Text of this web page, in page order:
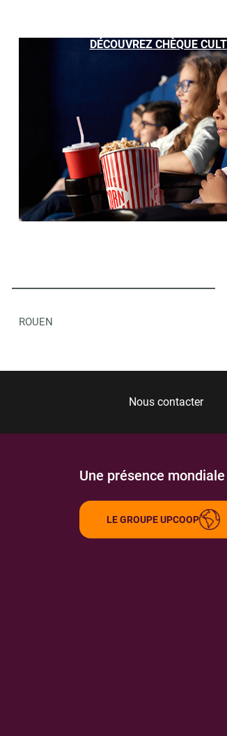
DÉCOUVREZ CHÈQUE
ROUEN
Nous contacter
Une présence mondiale
LE GROUPE UPCOOP